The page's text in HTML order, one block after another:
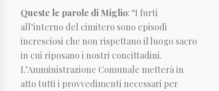
Queste le parole di Miglio: “I furti
all’interno del cimitero sono episodi
incresciosi che non rispettano il luogo sacro
in cui riposano i nostri concittadini.
L’Amministrazione Comunale metterà in
atto tutti i provvedimenti necessari per